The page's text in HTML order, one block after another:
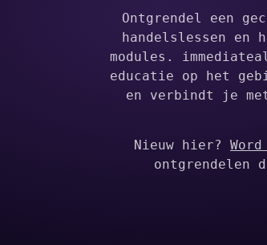
Ontgrendel een
handelslessen en
modules.
educatie op het
en verbindt je
Nieuw hier?
ontgrendelen